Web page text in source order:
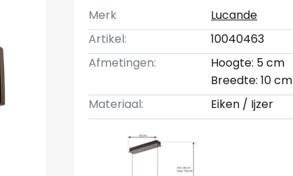
Merk
Lucande
Artikel:
10040463
Afmetingen:
Hoogte: 5 cm
Breedte: 10 cm
Materiaal:
Eiken / Ijzer